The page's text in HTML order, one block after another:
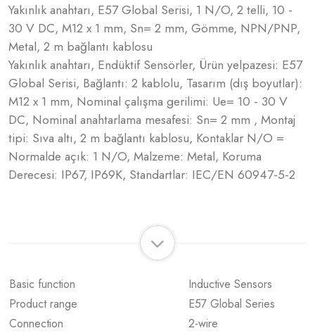
Yakınlık anahtarı, E57 Global Serisi, 1 N/O, 2 telli, 10 -
30 V DC, M12 x 1 mm, Sn= 2 mm, Gömme, NPN/PNP,
Metal, 2 m bağlantı kablosu
Yakınlık anahtarı, Endüktif Sensörler, Ürün yelpazesi: E57
Global Serisi, Bağlantı: 2 kablolu, Tasarım (dış boyutlar):
M12 x 1 mm, Nominal çalışma gerilimi: Ue= 10 - 30 V
DC, Nominal anahtarlama mesafesi: Sn= 2 mm , Montaj
tipi: Sıva altı, 2 m bağlantı kablosu, Kontaklar N/O =
Normalde açık: 1 N/O, Malzeme: Metal, Koruma
Derecesi: IP67, IP69K, Standartlar: IEC/EN 60947-5-2
Basic function
Inductive Sensors
Product range
E57 Global Series
Connection
2-wire